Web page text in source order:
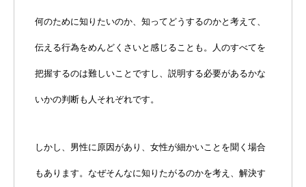
何のために知りたいのか、知ってどうするのかと考えて、
伝える行為をめんどくさいと感じることも。人のすべてを
把握するのは難しいことですし、説明する必要があるかな
いかの判断も人それぞれです。
しかし、男性に原因があり、女性が細かいことを聞く場合
もあります。なぜそんなに知りたがるのかを考え、解決す